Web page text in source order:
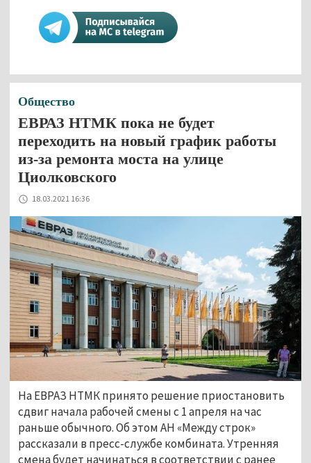
Общество
ЕВРАЗ НТМК пока не будет
переходить на новый график работы
из-за ремонта моста на улице
Циолковского
18.03.2021 16:36
На ЕВРАЗ НТМК принято решение приостановить
сдвиг начала рабочей смены с 1 апреля на час
раньше обычного. Об этом АН «Между строк»
рассказали в пресс-службе комбината. Утренняя
смена будет начинаться в соответствии с ранее